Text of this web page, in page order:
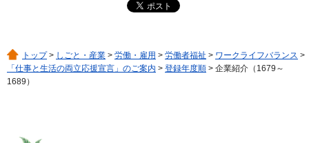
トップ> しごと・産業 > 労働・雇用 > 労働者福祉 > ワークライフバランス >
「仕事と生活の両立応援宣言」のご案内 > 登録年度順 > 企業紹介（1679～
1689）